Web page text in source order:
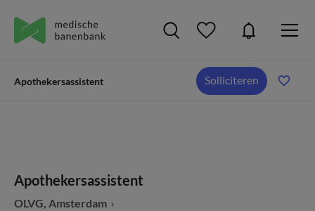
Apothekersassistent Solliciteren
Apothekersassistent
OLVG, Amsterdam